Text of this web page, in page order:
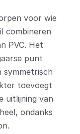
voor wie
combineren
PVC. Het
punt
symmetrisch
toevoegt
uitlijning van
ondanks